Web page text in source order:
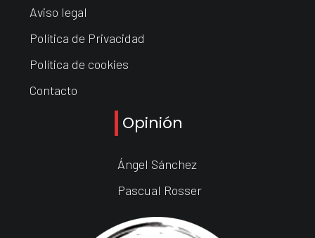
Aviso legal
Política de Privacidad
Política de cookies
Contacto
Opinión
Ángel Sánchez
Pascual Rosser